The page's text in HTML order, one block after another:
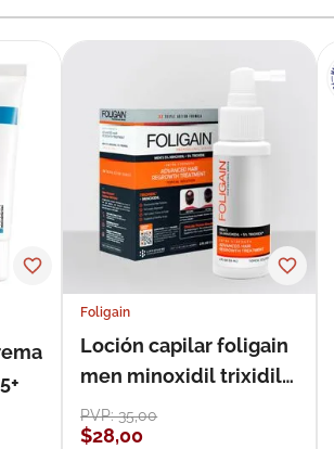
Foligain
Loción capilar foligain
men minoxidil trixidil
loción 59 ml
PVP:35,00
$28,00